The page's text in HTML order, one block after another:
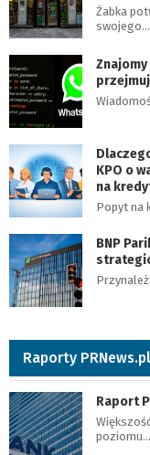
Żabka
swojego…
KPO o
na
Popyt na
BNP
Raporty PRNews.pl
Raport
poziomu…